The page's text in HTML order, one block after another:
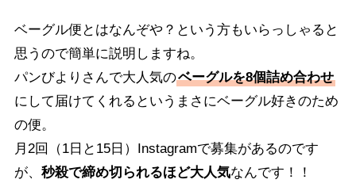
ベーグル便とはなんぞや？という方もいらっしゃると
思うので簡単に説明しますね。
パンびよりさんで大人気のベーグルを8個詰め合わせ
にして届けてくれるというまさにベーグル好きのため
の便。
月2回（1日と15日）Instagramで募集があるのです
が、 秒殺で締め切られるほど大人気なんです！！